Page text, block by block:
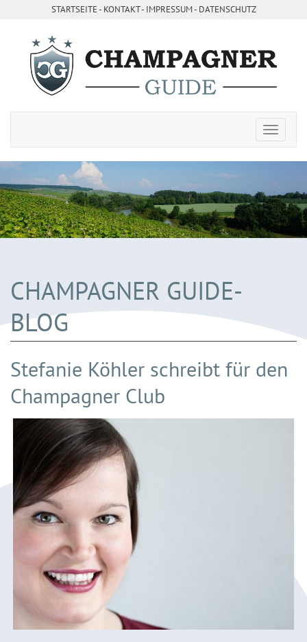
STARTSEITE- ­ KONTAKT- ­ IMPRESSUM- DATENSCHUTZ
CHAMPAGNER GUIDE-
BLOG
Stefanie Köhler schreibt für den
Champagner Club